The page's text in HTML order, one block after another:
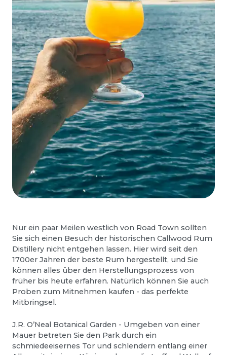
Nur ein paar Meilen westlich von Road Town sollten
Sie sich einen Besuch der historischen Callwood Rum
Distillery nicht entgehen lassen. Hier wird seit den
1700er Jahren der beste Rum hergestellt, und Sie
können alles über den Herstellungsprozess von
früher bis heute erfahren. Natürlich können Sie auch
Proben zum Mitnehmen kaufen - das perfekte
Mitbringsel.
J.R. O’Neal Botanical Garden - Umgeben von einer
Mauer betreten Sie den Park durch ein
schmiedeeisernes Tor und schlendern entlang einer